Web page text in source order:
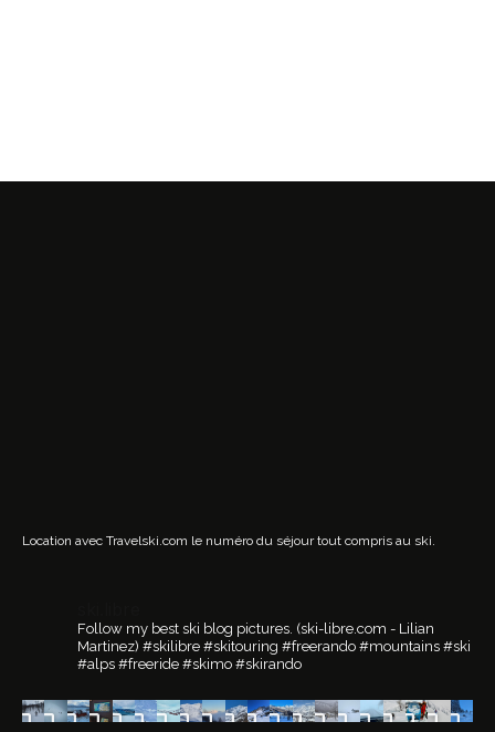
Location avec Travelski.com le numéro du séjour tout compris au ski.
Follow my best ski blog pictures. (ski-libre.com - Lilian
Martinez) #skilibre #skitouring #freerando #mountains #ski
#alps #freeride #skimo #skirando